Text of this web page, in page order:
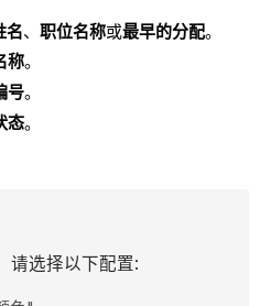
名、 职位名称或最早的分配。
称。
号。
态。
请选择以下配置: